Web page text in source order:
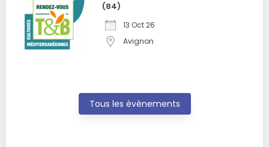
(84)
13 Oct 26
Avignon
Tous les évènements